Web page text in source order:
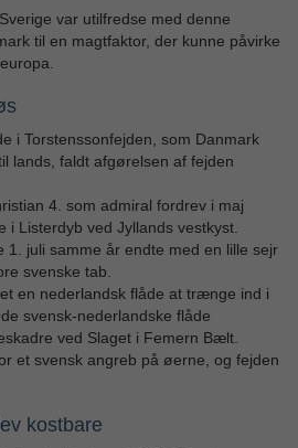
var utilfredse med denne
til en magtfaktor, der kunne påvirke
i Torstenssonfejden, som Danmark
lands, faldt afgørelsen af fejden
4. som admiral fordrev i maj
i Listerdyb ved Jyllands vestkyst.
1. juli samme år endte med en lille sejr
svenske tab.
en nederlandsk flåde at trænge ind i
svensk-nederlandske flåde
ved Slaget i Femern Bælt.
et svensk angreb på øerne, og fejden
kostbare